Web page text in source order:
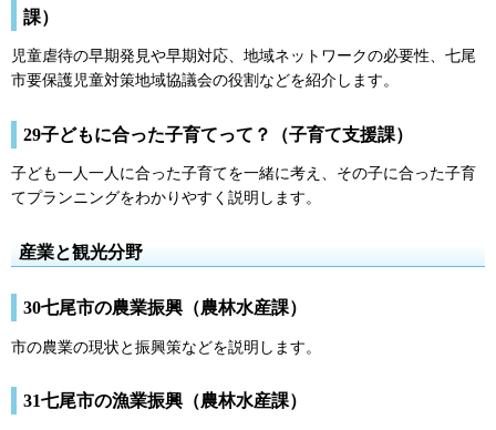
課）
児童虐待の早期発見や早期対応、地域ネットワークの必要性、七尾
市要保護児童対策地域協議会の役割などを紹介します。
29子どもに合った子育てって？（子育て支援課）
子ども一人一人に合った子育てを一緒に考え、その子に合った子育
てプランニングをわかりやすく説明します。
産業と観光分野
30七尾市の農業振興（農林水産課）
市の農業の現状と振興策などを説明します。
31七尾市の漁業振興（農林水産課）